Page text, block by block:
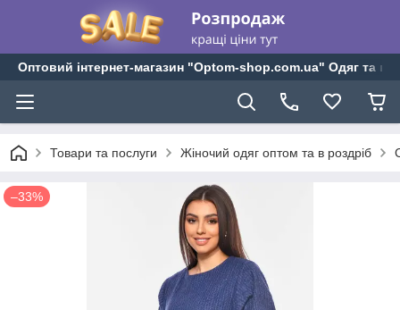
Оптовий інтернет-магазин "Optom-shop.com.ua" Одяг та
Товари та послуги Жіночий одяг оптом та в роздріб
–33%